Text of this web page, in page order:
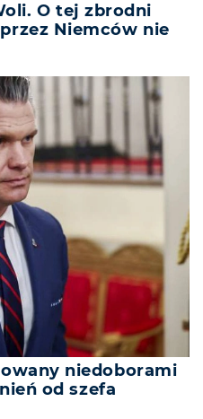
O tej zbrodni
Niemców nie
niedoborami
od szefa